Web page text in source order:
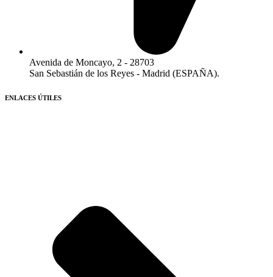
Avenida de Moncayo, 2 - 28703
San Sebastián de los Reyes - Madrid (ESPAÑA).​
ENLACES ÚTILES